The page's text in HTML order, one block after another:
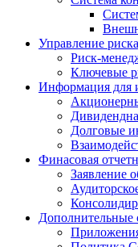
Управление
Риск-
Ключевые
Информация для
Долговые
Финасовая
Заявление
Дополнительные